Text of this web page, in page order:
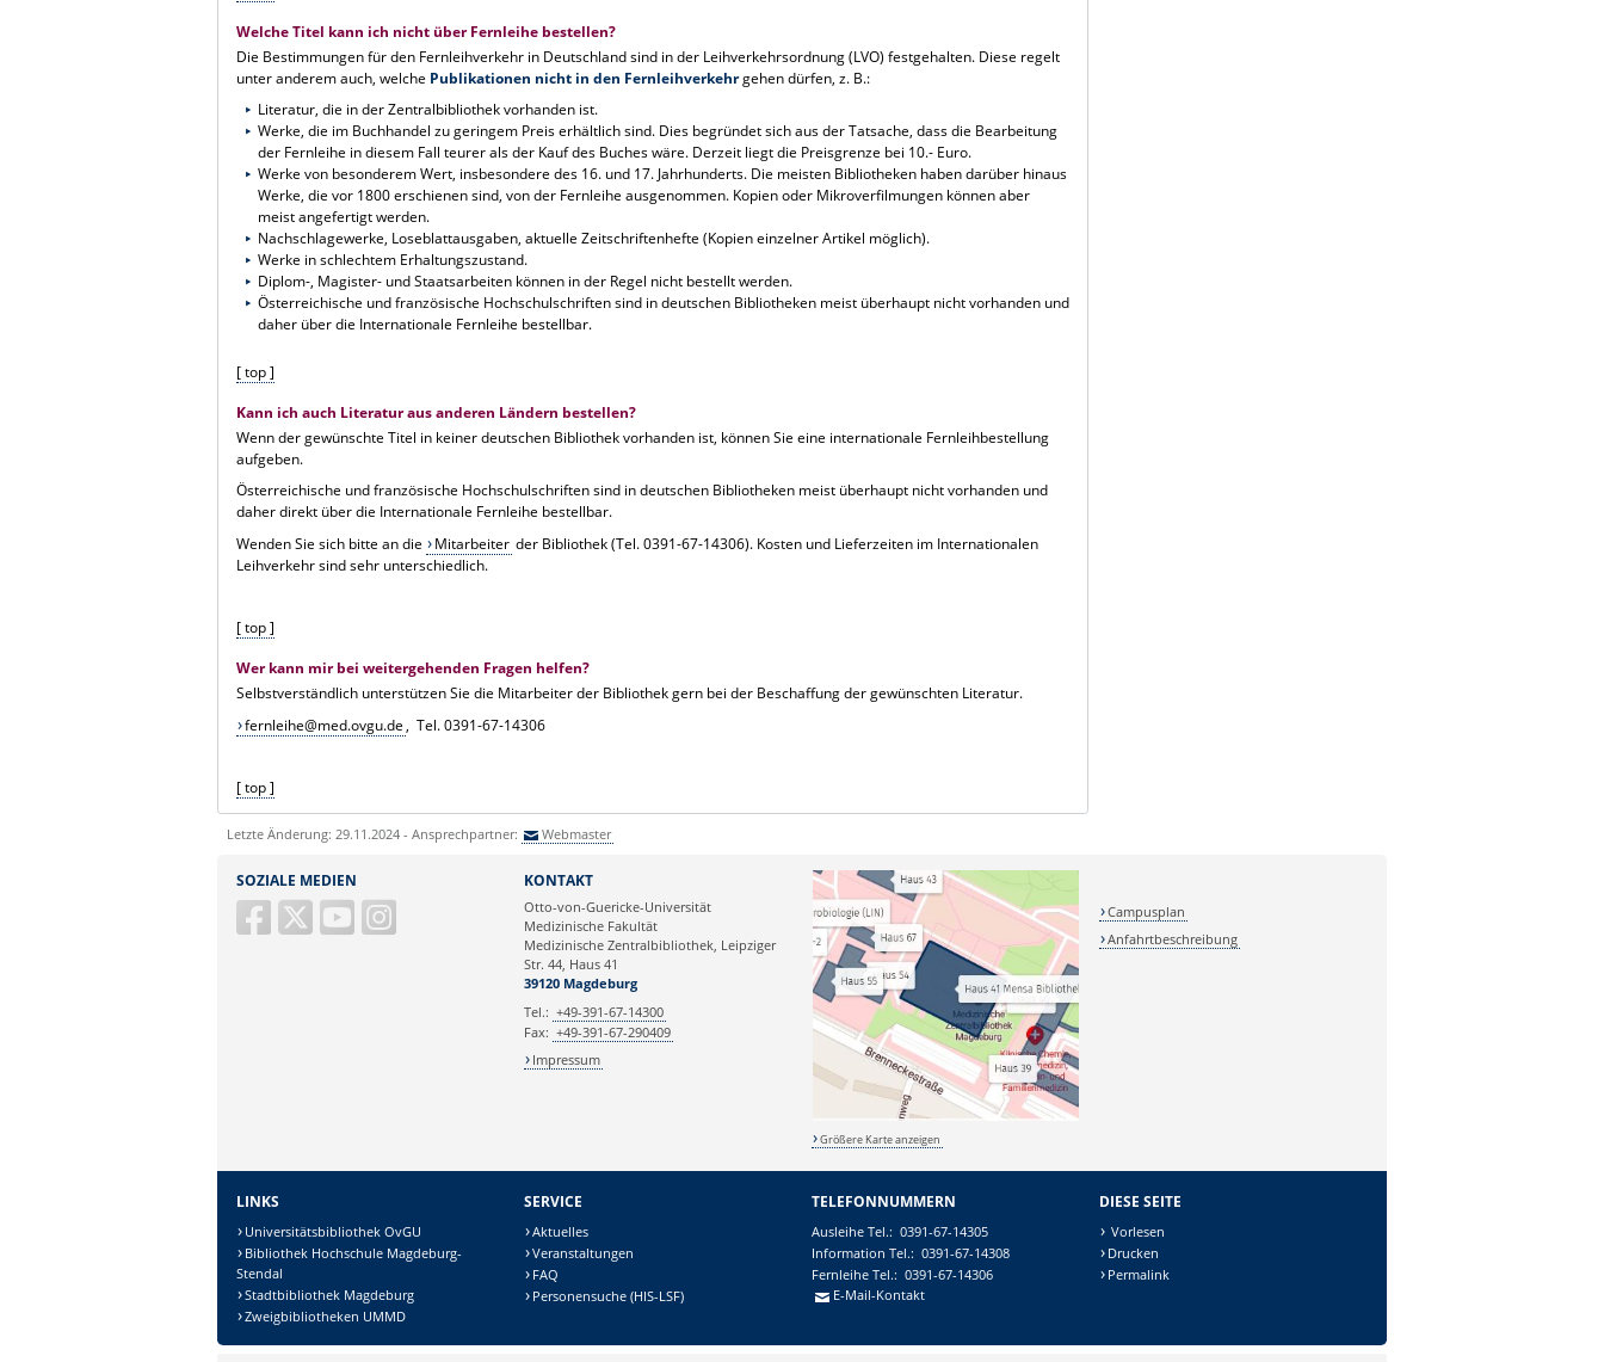
Welche Titel kann ich nicht über Fernleihe bestellen?
Die Bestimmungen für den Fernleihverkehr in Deutschland sind in der Leihverkehrsordnung (LVO) festgehalten. Diese regelt
unter anderem auch, welche Publikationen nicht in den Fernleihverkehrgehen dürfen, z. B.:
Literatur, die in der Zentralbibliothek vorhanden ist.
Werke, die im Buchhandel zu geringem Preis erhältlich sind. Dies begründet sich aus der Tatsache, dass die Bearbeitung
der Fernleihe in diesem Fall teurer als der Kauf des Buches wäre. Derzeit liegt die Preisgrenze bei 10.- Euro.
Werke von besonderem Wert, insbesondere des 16. und 17. Jahrhunderts. Die meisten Bibliotheken haben darüber hinaus
Werke, die vor 1800 erschienen sind, von der Fernleihe ausgenommen. Kopien oder Mikroverfilmungen können aber
meist angefertigt werden.
Nachschlagewerke, Loseblattausgaben, aktuelle Zeitschriftenhefte (Kopien einzelner Artikel möglich).
Werke in schlechtem Erhaltungszustand.
Diplom-, Magister- und Staatsarbeiten können in der Regel nicht bestellt werden.
Österreichische und französische Hochschulschriften sind in deutschen Bibliotheken meist überhaupt nicht vorhanden und
daher über die Internationale Fernleihe bestellbar.
[ top ]
Kann ich auch Literatur aus anderen Ländern bestellen?
Wenn der gewünschte Titel in keiner deutschen Bibliothek vorhanden ist, können Sie eine internationale Fernleihbestellung
aufgeben.
Österreichische und französische Hochschulschriften sind in deutschen Bibliotheken meist überhaupt nicht vorhanden und
daher direkt über die Internationale Fernleihe bestellbar.
Wenden Sie sich bitte an die
Mitarbeiter der Bibliothek (Tel. 0391-67-14306). Kosten und Lieferzeiten im Internationalen
Leihverkehr sind sehr unterschiedlich.
[ top ]
Wer kann mir bei weitergehenden Fragen helfen?
Selbstverständlich unterstützen Sie die Mitarbeiter der Bibliothek gern bei der Beschaffung der gewünschten Literatur.
fernleihe@med.ovgu.de, Tel. 0391-67-14306
[ top ]
Letzte Änderung: 29.11.2024 - Ansprechpartner: Webmaster
SOZIALE MEDIEN KONTAKT
Otto-von-Guericke-Universität
Medizinische Fakultät
Medizinische Zentralbibliothek, Leipziger
Str. 44, Haus 41
39120 Magdeburg
Tel.: +49-391-67-14300
Fax: +49-391-67-290409
Impressum
Größere Karte anzeigen
Campusplan
Anfahrtbeschreibung
LINKS
Universitätsbibliothek OvGU
Bibliothek Hochschule Magdeburg-
Stendal
Stadtbibliothek Magdeburg
Zweigbibliotheken UMMD
SERVICE
Aktuelles
Veranstaltungen
FAQ
Personensuche (HIS-LSF)
TELEFONNUMMERN
Ausleihe Tel.: 0391-67-14305
Information Tel.: 0391-67-14308
Fernleihe Tel.: 0391-67-14306
E-Mail-Kontakt
DIESE SEITE
Vorlesen
Drucken
Permalink